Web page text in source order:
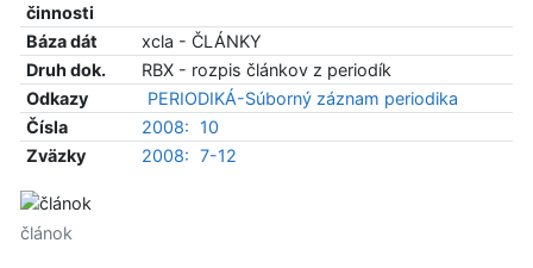
činnosti
Báza dát
xcla - ČLÁNKY
Druh dok.
RBX - rozpis článkov z periodík
Odkazy
PERIODIKÁ-Súborný záznam periodika
Čísla
2008:
10
Zväzky
2008: 7-12
článok